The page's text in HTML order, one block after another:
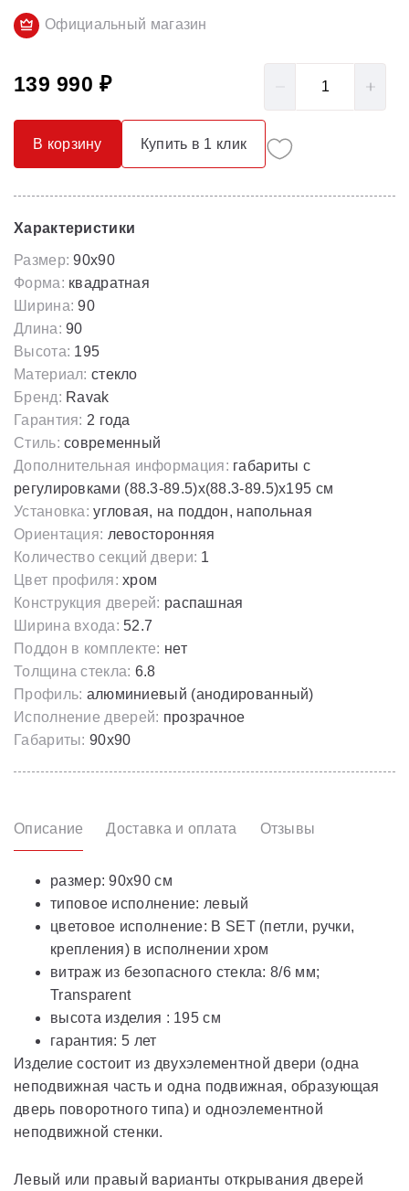
Официальный магазин
139 990 ₽
В корзину Купить в 1 клик
Характеристики
Размер: 90x90
Форма: квадратная
Ширина: 90
Длина: 90
Высота: 195
Материал: стекло
Бренд: Ravak
Гарантия: 2 года
Стиль: современный
Дополнительная информация:
регулировками (88.3-89.5)x(88.3-89.5)х195 cм
Установка: угловая, на поддон, напольная
Ориентация: левосторонняя
Количество секций двери: 1
Цвет профиля: хром
Конструкция дверей: распашная
Ширина входа: 52.7
Поддон в комплекте: нет
Толщина стекла: 6.8
Профиль: алюминиевый (анодированный)
Исполнение дверей: прозрачное
Габариты: 90х90
Описание Доставка и оплата Отзывы
размер: 90x90 см
типовое исполнение: левый
цветовое исполнение: B SET (петли, ручки,
крепления) в исполнении хром
витраж из безопасного стекла: 8/6 мм;
Transparent
высота изделия : 195 см
гарантия: 5 лет
Изделие состоит из двухэлементной двери (одна
неподвижная часть и одна подвижная, образующая
дверь поворотного типа) и одноэлементной
неподвижной стенки.
Левый или правый варианты открывания дверей